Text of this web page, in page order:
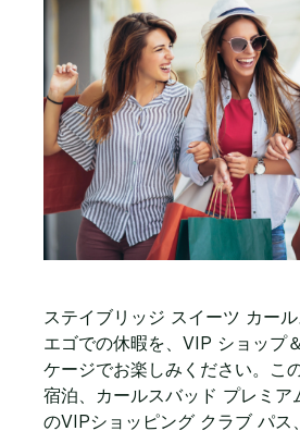
ステイブリッジ スイーツ カー
エゴでの休暇を、VIP ショップ
ケージでお楽しみください。こ
宿泊、カールスバッド プレミア
のVIPショッピング クラブ パス